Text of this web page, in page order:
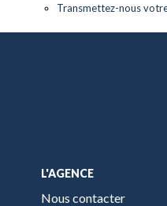
Transmettez-nous
L'AGENCE
Nous contacter